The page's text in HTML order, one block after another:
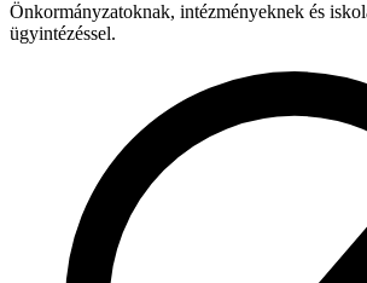
Önkormányzatoknak, intézményeknek és
ügyintézéssel.